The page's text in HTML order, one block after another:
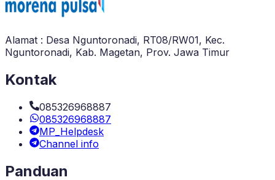
Alamat : Desa Nguntoronadi, RT08/RW01, Kec.
Nguntoronadi, Kab. Magetan, Prov. Jawa Timur
Kontak
085326968887
085326968887
MP_Helpdesk
Channel info
Panduan